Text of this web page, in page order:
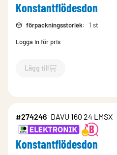
Konstantflödesdon
förpackningsstorlek: 1 st
Logga in för pris
Lägg till
`$Lägg till
#274246 DAVU 160 24 LMSX
Konstantflödesdon